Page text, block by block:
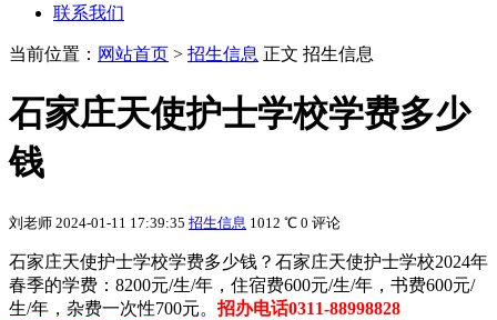
联系我们
当前位置： 网站首页 > 招生信息 正文 招生信息
石家庄天使护士学校学费多少
钱
刘老师 2024-01-11 17:39:35 招生信息 1012 ℃ 0 评论
石家庄天使护士学校学费多少钱？石家庄天使护士学校2024年
春季的学费：8200元/生/年，住宿费600元/生/年，书费600元/
生/年，杂费一次性700元。 招办电话0311-88998828